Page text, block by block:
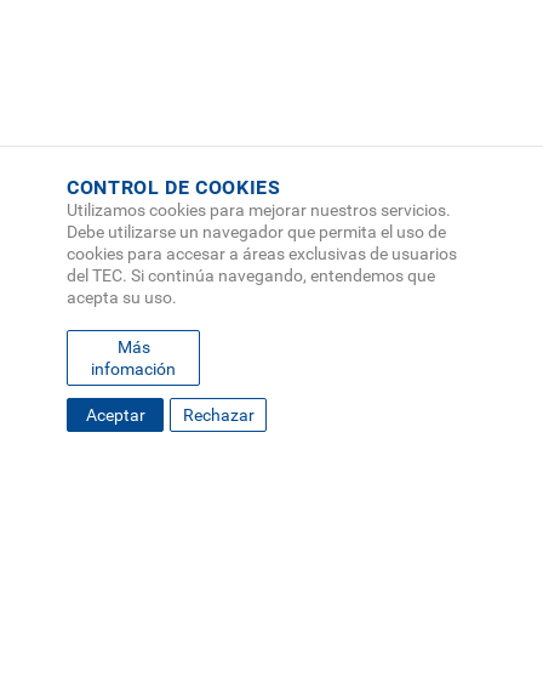
CONTROL DE COOKIES
Utilizamos cookies para mejorar nuestros servicios.
Debe utilizarse un navegador que permita el uso de
cookies para accesar a áreas exclusivas de usuarios
del TEC. Si continúa navegando, entendemos que
acepta su uso.
Más
infomación
Aceptar Rechazar